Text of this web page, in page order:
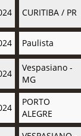
CURITIBA / PR
Paulista
Vespasiano -
MG
PORTO
ALEGRE